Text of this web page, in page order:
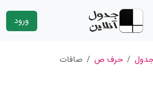
ورود
حرف ص صافات